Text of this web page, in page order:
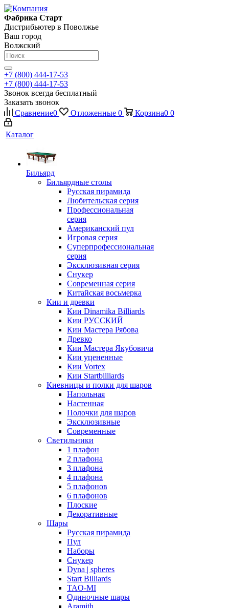
Фабрика Старт
Дистрибьютер в Поволжье
Ваш город
Волжский
+7 (800) 444-17-53
+7 (800) 444-17-53
Звонок всегда бесплатный
Заказать звонок
Сравнение0 Отложенные 0 Корзина0 0
Каталог
Бильярд
Бильярдные столы
Русская пирамида
Любительская серия
Профессиональная
серия
Американский пул
Игровая серия
Суперпрофессиональная
серия
Эксклюзивная серия
Снукер
Современная серия
Китайская восьмерка
Кии и древки
Кии Dinamika Billiards
Кии РУССКИЙ
Кии Мастера Рябова
Древко
Кии Мастера Якубовича
Кии уцененные
Кии Vortex
Кии Startbilliards
Киевницы и полки для шаров
Напольная
Настенная
Полочки для шаров
Эксклюзивные
Современные
Светильники
1 плафон
2 плафона
3 плафона
4 плафона
5 плафонов
6 плафонов
Плоские
Декоративные
Шары
Русская пирамида
Пул
Наборы
Снукер
Dyna | spheres
Start Billiards
TAO-MI
Одиночные шары
Aramith